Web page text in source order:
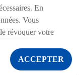
En
Vous
révoquer votre
ACCEPTER